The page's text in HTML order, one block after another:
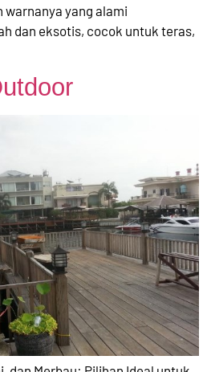
yang alami
dan eksotis, cocok untuk teras,